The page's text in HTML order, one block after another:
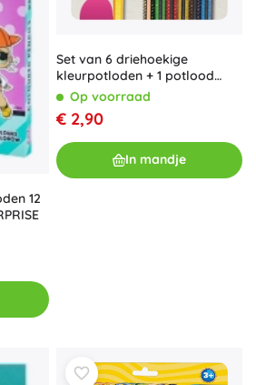
12
Set van 6 driehoekige
kleurpotloden + 1 potlood
STAEDTLER
Op voorraad
€ 2,90
In mandje